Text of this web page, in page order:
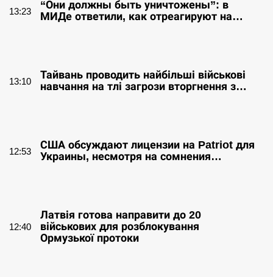
13:23
“Они должны быть уничтожены”: в
МИДе ответили, как отреагируют на…
13:10
Тайвань проводить найбільші військові
навчання на тлі загрози вторгнення з…
12:53
США обсуждают лицензии на Patriot для
Украины, несмотря на сомнения…
12:40
Латвія готова направити до 20
військових для розблокування
Ормузької протоки